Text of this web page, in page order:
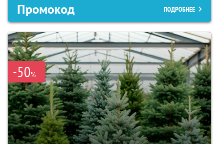
Промокод ПОДРОБНЕЕ
-50%